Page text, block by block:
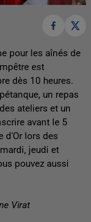
pour les aînés de
est
dès 10 heures.
un repas
ateliers et un
avant le 5
d'Or lors des
jeudi et
pouvez aussi
Virat